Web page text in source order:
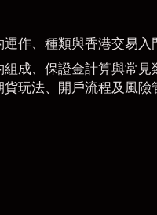
作、種類與香港交易入
成、保證金計算與常見
玩法、開戶流程及風險